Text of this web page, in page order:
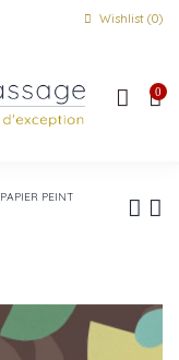
Wishlist (0)
0
PAPIER PEINT